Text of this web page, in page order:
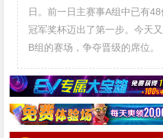
日。前一日主赛事A组中已有
冠军奖杯迈出了第一步。今天
B组的赛场，争夺晋级的席位。